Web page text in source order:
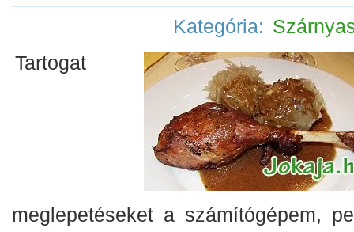
Kategória:
Tartogat
meglepetéseket a számítógépem,